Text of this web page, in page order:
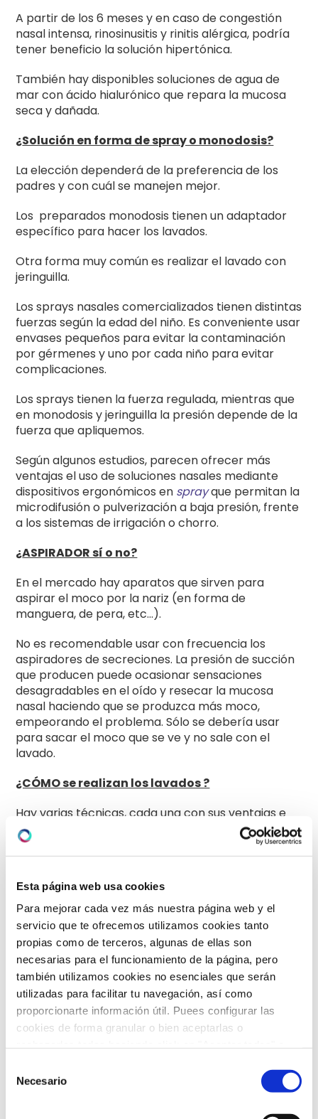
Esta página web usa cookies
Para mejorar cada vez más nuestra página web y el
servicio que te ofrecemos utilizamos cookies tanto
propias como de terceros, algunas de ellas son
necesarias para el funcionamiento de la página, pero
también utilizamos cookies no esenciales que serán
utilizadas para facilitar tu navegación, así como
proporcionarte información útil. Puees configurar las
cookies de forma granular o bien aceptarlas o
política de cookies
Necesario
A partir de los 6 meses y en caso de congestión
nasal intensa, rinosinusitis y rinitis alérgica, podría
tener beneficio la solución hipertónica.
También hay disponibles soluciones de agua de
mar con ácido hialurónico que repara la mucosa
seca y dañada.
¿Solución en forma de spray o monodosis?
La elección dependerá de la preferencia de los
padres y con cuál se manejen mejor.
Los preparados monodosis tienen un adaptador
específico para hacer los lavados.
Otra forma muy común es realizar el lavado con
jeringuilla.
Los sprays nasales comercializados tienen distintas
fuerzas según la edad del niño. Es conveniente usar
envases pequeños para evitar la contaminación
por gérmenes y uno por cada niño para evitar
complicaciones.
Los sprays tienen la fuerza regulada, mientras que
en monodosis y jeringuilla la presión depende de la
fuerza que apliquemos.
Según algunos estudios, parecen ofrecer más
ventajas el uso de soluciones nasales mediante
dispositivos ergonómicos en sprayque permitan la
microdifusión o pulverización a baja presión, frente
a los sistemas de irrigación o chorro.
¿ASPIRADOR sí o no?
En el mercado hay aparatos que sirven para
aspirar el moco por la nariz (en forma de
manguera, de pera, etc…).
No es recomendable usar con frecuencia los
aspiradores de secreciones. La presión de succión
que producen puede ocasionar sensaciones
desagradables en el oído y resecar la mucosa
nasal haciendo que se produzca más moco,
empeorando el problema. Sólo se debería usar
para sacar el moco que se ve y no sale con el
lavado.
¿CÓMO se realizan los lavados ?
Hay varias técnicas, cada una con sus ventajas e
inconvenientes, por lo que los padres deben usar la
que les resulte más cómoda para ellos y el niño.
Es recomendable hacer los lavados antes de
dormir y antes de las tomas en los bebés
Es normal que el bebé o niño llore durante el
lavado o que tosa o estornude después.
Si el niño se traga el suero y la mucosidad no pasa
nada, es normal, irá al estómago y de ahí lo
eliminarán con las heces.
forma un flujo continuo, tampoco se hará un
lavado efectivo